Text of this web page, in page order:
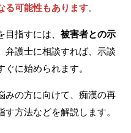
る可能性もあります。
指すには、 被害者との示
弁護士に相談すれば、示談
に始められます。
みの方に向けて、痴漢の再
方法などを解説します。